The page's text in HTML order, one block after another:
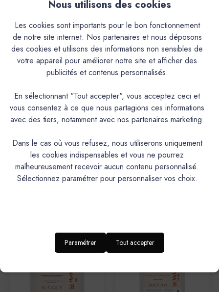
Les 3 Matons - VELATURA
97,90€
Les 3 Matons - VELATURA
24,80€
Les 3 Matons
Les 3 Matons - SAVON NOIR
MARRAKECH - 1Kg
Les 3 Matons
HYDRO HO - LES 3 MATONS
Nous utilisons des cookies
Les cookies sont importants pour le bon fonctionnement
de notre site internet. Nos partenaires et nous déposons
des cookies et utilisons des informations non sensibles de
votre appareil pour améliorer notre site et afficher des
publicités et contenus personnalisés.
En sélectionnant "Tout accepter", vous acceptez ceci et
vous consentez à ce que nous partagions ces informations
avec des tiers, notamment avec nos partenaires marketing.
Dans le cas où vous refusez, nous utiliserons uniquement
les cookies indispensables et vous ne pourrez
malheureusement recevoir aucun contenu personnalisé.
Sélectionnez paramétrer pour personnaliser vos choix.
Paramétrer Tout accepter